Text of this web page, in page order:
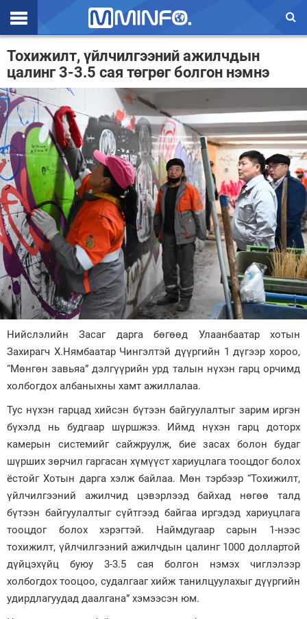
Эхлэл
Цаг агаар
Валют ханш
Улс төр
Эдийн засаг
Үзэл бодол
Спорт
Нийгэм
Дэлхий
Энтертайнмэнт
Зурхай
Тохижилт, үйлчилгээний ажилчдын
цалинг 3-3.5 сая төгрөг болгон нэмнэ
Нийслэлийн Засаг дарга бөгөөд Улаанбаатар хотын
Захирагч Х.Нямбаатар Чингэлтэй дүүргийн 1 дүгээр хороо,
“Мөнгөн завьяа” дэлгүүрийн урд талын нүхэн гарц орчимд
холбогдох албаныхны хамт ажиллалаа.
Тус нүхэн гарцад хийсэн бүтээн байгуулалтыг зарим иргэн
бүхэлд нь будгаар шүршжээ. Иймд нүхэн гарц доторх
камерын системийг сайжруулж, бие засах болон будаг
шүрших зөрчил гаргасан хүмүүст хариуцлага тооцдог болох
ёстойг Хотын дарга хэлж байлаа. Мөн тэрбээр “Тохижилт,
үйлчилгээний ажилчид цэвэрлээд байхад нөгөө талд
бүтээн байгуулалтыг сүйтгээд байгаа иргэдэд хариуцлага
тооцдог болох хэрэгтэй. Наймдугаар сарын 1-нээс
тохижилт, үйлчилгээний ажилчдын цалинг 1000 доллартой
дүйцэхүйц буюу 3-3.5 сая болгон нэмэх чиглэлээр
холбогдох тооцоо, судалгааг хийж танилцуулахыг дүүргийн
удирдлагуудад даалгана” хэмээсэн юм.